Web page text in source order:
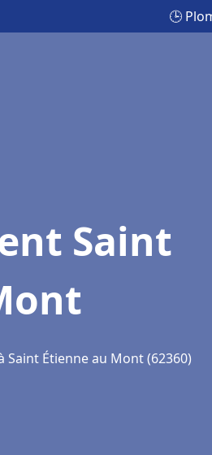
🕒
Saint
Étienne au Mont (62360)